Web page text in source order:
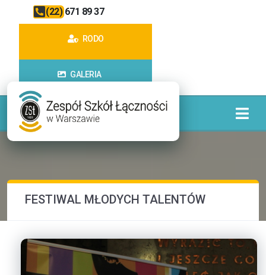
(22) 671 89 37
RODO
GALERIA
FESTIWAL MŁODYCH TALENTÓW